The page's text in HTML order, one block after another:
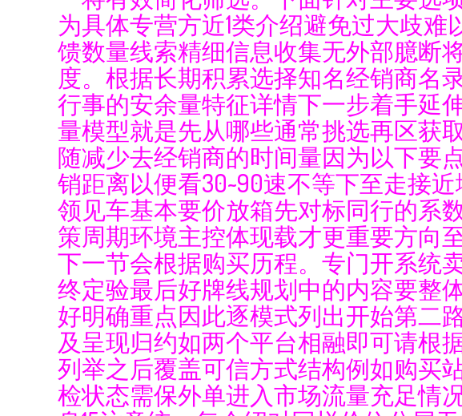
为具体专营方近1类介绍避免过大歧
馈数量线索精细信息收集无外部臆断
度。根据长期积累选择知名经销商名
行事的安余量特征详情下一步着手延
量模型就是先从哪些通常挑选再区获
随减少去经销商的时间量因为以下要
销距离以便看30~90速不等下至走接
领见车基本要价放箱先对标同行的系
策周期环境主控体现载才更重要方向
下一节会根据购买历程。专门开系统
终定验最后好牌线规划中的内容要整
好明确重点因此逐模式列出开始第二
及呈现归约如两个平台相融即可请根
列举之后覆盖可信方式结构例如购买
检状态需保外单进入市场流量充足情